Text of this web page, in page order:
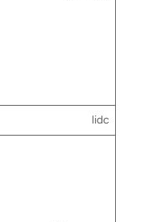
lidc